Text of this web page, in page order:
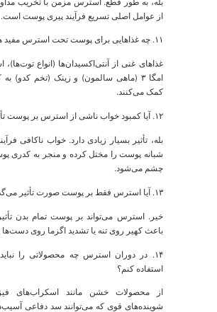
محافظت روزانه:استفاده روزانه از یک ضدآفتاب
درمان خانگی جوش استرسی:برای جوش‌های
می‌توانید از ماسک‌های آرام‌بخش حاوی چای سبز
آلوئه‌ورا استفاده کنید.
همیشه کافی نیست. در موارد زیر
پوست و مو
ضروری است: اگر مشکلات
شدید و مداوم هستند، اگر بیماری‌هایی مانند
آکنه کیستیک دارید، اگر ریزش موی شما بسیار
اگر استرس و اضطراب شما شدید است.
اقدامات کلیدی
چرا این کار مؤثر